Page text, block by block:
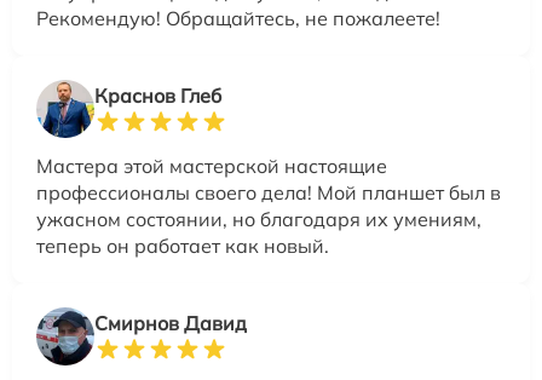
Рекомендую! Обращайтесь, не пожалеете!
Краснов Глеб
Мастера этой мастерской настоящие
профессионалы своего дела! Мой планшет был в
ужасном состоянии, но благодаря их умениям,
теперь он работает как новый.
Смирнов Давид